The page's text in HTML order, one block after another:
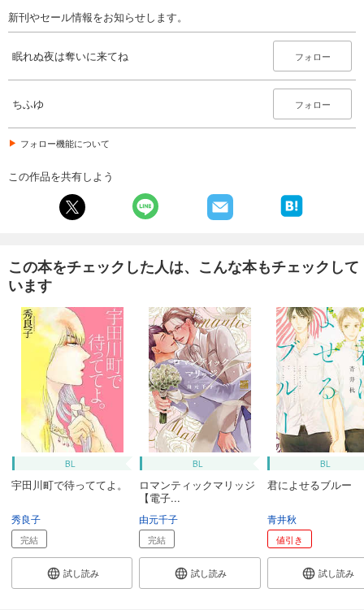
新刊やセール情報をお知らせします。
眠れぬ夜は奪いに来てね フォロー
ちふゆ フォロー
フォロー機能について
この作品を共有しよう
この本をチェックした人は、こんな本もチェックして
います
BL
宇田川町で待っててよ。
秀良子
完結
試し読み
BL
ロマンティックマリッジ
【電子...
由元千子
完結
試し読み
BL
君によせるブルー
青井秋
値引き
試し読み